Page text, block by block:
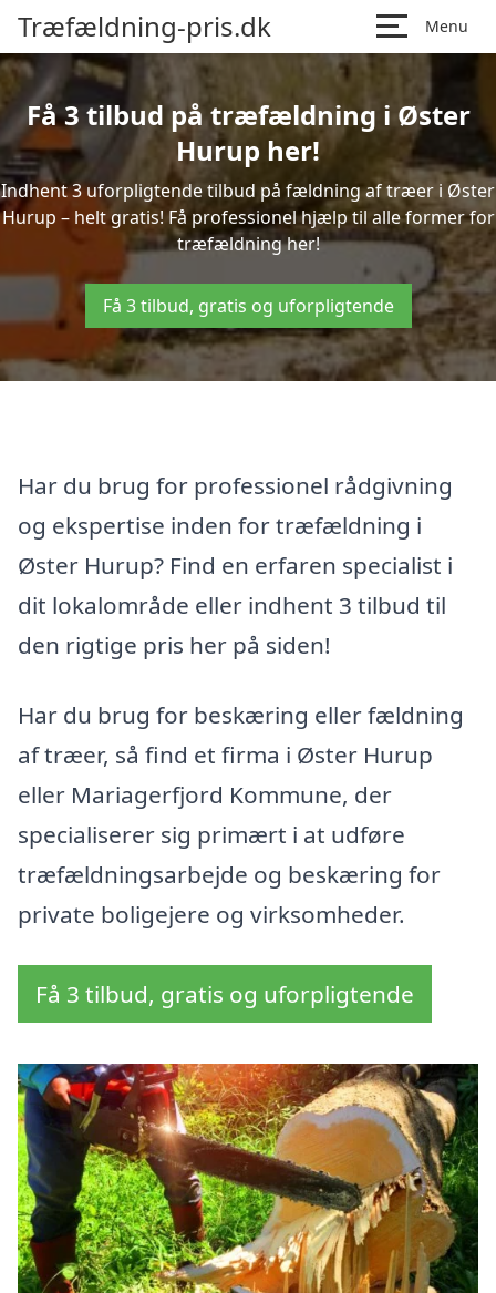
Træfældning-pris.dk Menu
Få 3 tilbud på træfældning i Øster
Hurup her!
Indhent 3 uforpligtende tilbud på fældning af træer i Øster
Hurup – helt gratis! Få professionel hjælp til alle former for
træfældning her!
Få 3 tilbud, gratis og uforpligtende
Har du brug for professionel rådgivning
og ekspertise inden for træfældning i
Øster Hurup? Find en erfaren specialist i
dit lokalområde eller indhent 3 tilbud til
den rigtige pris her på siden!
Har du brug for beskæring eller fældning
af træer, så find et firma i Øster Hurup
eller Mariagerfjord Kommune, der
specialiserer sig primært i at udføre
træfældningsarbejde og beskæring for
private boligejere og virksomheder.
Få 3 tilbud, gratis og uforpligtende